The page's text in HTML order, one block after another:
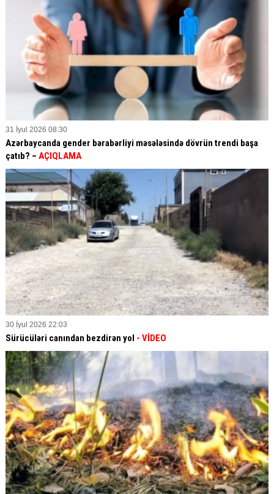
31 İyul 2026 08:30
Azərbaycanda gender bərabərliyi məsələsində dövrün trendi başa
çatıb? – AÇIQLAMA
30 İyul 2026 22:03
Sürücüləri canından bezdirən yol - VİDEO